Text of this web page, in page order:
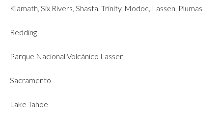
Klamath, Six Rivers, Shasta, Trinity, Modoc, Lassen, Plumas
Redding
Parque Nacional Volcánico Lassen
Sacramento
Lake Tahoe